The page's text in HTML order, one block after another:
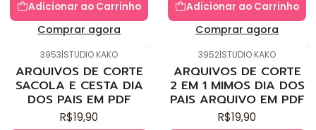
Adicionar ao Carrinho
Comprar agora
Adicionar ao Carrinho
Comprar agora
3953|STUDIO KAKO
ARQUIVOS DE CORTE
SACOLA E CESTA DIA
DOS PAIS EM PDF
R$19,90
3952|STUDIO KAKO
ARQUIVOS DE CORTE
2 EM 1 MIMOS DIA DOS
PAIS ARQUIVO EM PDF
R$19,90